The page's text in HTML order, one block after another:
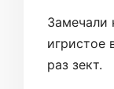
Замечали
игристое
раз зект.